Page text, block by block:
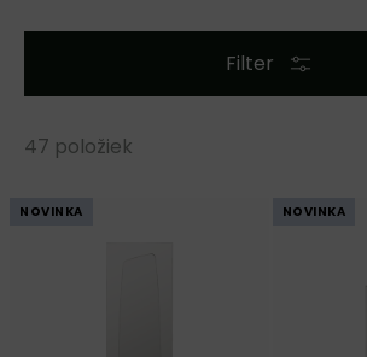
Filter
47 položiek
NOVINKA NOVINKA